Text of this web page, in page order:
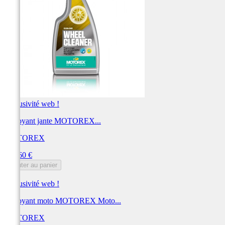
Exclusivité web !
Nettoyant jante MOTOREX...
MOTOREX
273,60 €
Ajouter au panier
Exclusivité web !
Nettoyant moto MOTOREX Moto...
MOTOREX